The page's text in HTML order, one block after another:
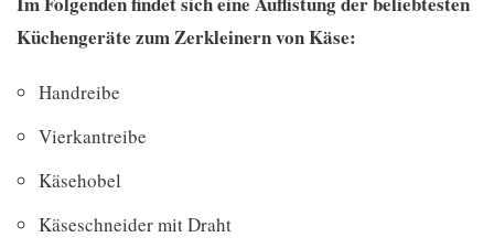
Küchengeräte zum Zerkleinern von Käse:
Handreibe
Vierkantreibe
Käsehobel
Käseschneider mit Draht